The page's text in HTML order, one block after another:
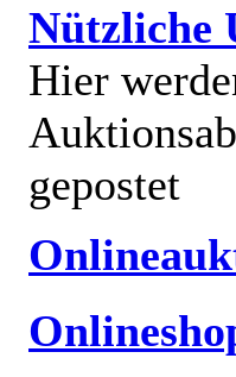
Nützliche
Hier
gepostet